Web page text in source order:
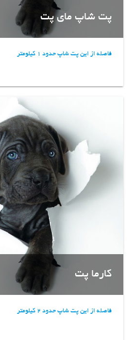
پت شاپ مای پت
فاصله از این پت شاپ حدود 1 کیلومتر
کارما پت
فاصله از این پت شاپ حدود 2 کیلومتر